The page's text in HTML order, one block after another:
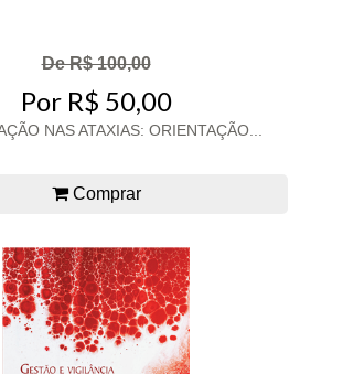
De R$ 100,00
Por R$ 50,00
NAS ATAXIAS: ORIENTAÇÃO...
Comprar